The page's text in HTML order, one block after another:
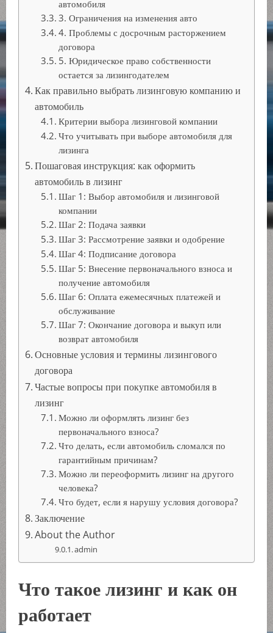
автомобиля
3. Ограничения на изменения авто
4. Проблемы с досрочным расторжением
договора
5. Юридическое право собственности
остается за лизингодателем
Как правильно выбрать лизинговую компанию и
автомобиль
Критерии выбора лизинговой компании
Что учитывать при выборе автомобиля для
лизинга
Пошаговая инструкция: как оформить
автомобиль в лизинг
Шаг 1: Выбор автомобиля и лизинговой
компании
Шаг 2: Подача заявки
Шаг 3: Рассмотрение заявки и одобрение
Шаг 4: Подписание договора
Шаг 5: Внесение первоначального взноса и
получение автомобиля
Шаг 6: Оплата ежемесячных платежей и
обслуживание
Шаг 7: Окончание договора и выкуп или
возврат автомобиля
Основные условия и термины лизингового
договора
Частые вопросы при покупке автомобиля в
лизинг
Можно ли оформлять лизинг без
первоначального взноса?
Что делать, если автомобиль сломался по
гарантийным причинам?
Можно ли переоформить лизинг на другого
человека?
Что будет, если я нарушу условия договора?
Заключение
About the Author
admin
Что такое лизинг и как он
работает